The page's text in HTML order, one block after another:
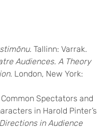
. Tallinn: Varrak.
Audiences. A Theory
. London, New York:
Spectators and
in Harold Pinter’s
in Audience